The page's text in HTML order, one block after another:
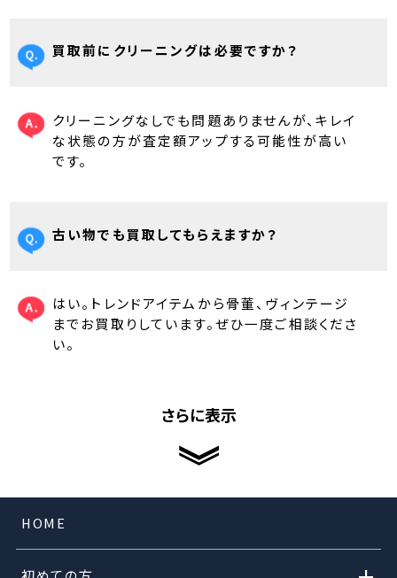
買取前にクリーニングは必要ですか？
クリーニングなしでも問題ありませんが、キレイ
な状態の方が査定額アップする可能性が高い
です。
古い物でも買取してもらえますか？
はい。トレンドアイテムから骨董、ヴィンテージ
までお買取りしています。ぜひ一度ご相談くださ
い。
さらに表示
HOME